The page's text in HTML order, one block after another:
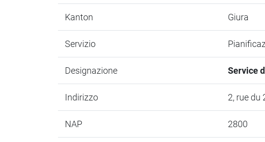
Kanton Giura
Servizio
Designazione Service
Indirizzo 2, rue du
NAP 2800